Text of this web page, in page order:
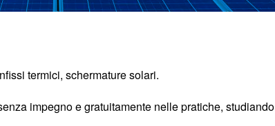
termici, schermature solari.
impegno e gratuitamente nelle pratiche,